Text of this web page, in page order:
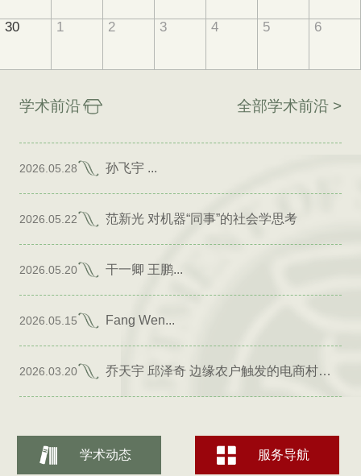
30 1 2 3 4 5 6
学术前沿 全部学术前沿 >
2026.05.28 孙飞宇 ...
2026.05.22 范新光 对机器“同事”的社会学思考
2026.05.20 干一卿 王鹏...
2026.05.15 Fang Wen...
2026.03.20 乔天宇 邱泽奇 边缘农户触发的电商村形成
学术动态 服务导航